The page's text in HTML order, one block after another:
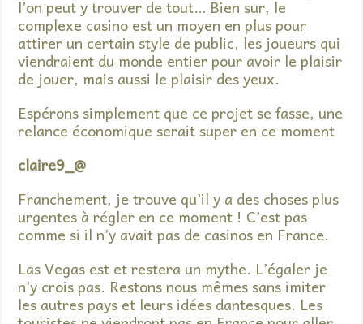
l’on peut y trouver de tout… Bien sur, le
complexe casino est un moyen en plus pour
attirer un certain style de public, les joueurs qui
viendraient du monde entier pour avoir le plaisir
de jouer, mais aussi le plaisir des yeux.
Espérons simplement que ce projet se fasse, une
relance économique serait super en ce moment
claire9_@
Franchement, je trouve qu’il y a des choses plus
urgentes à régler en ce moment ! C’est pas
comme si il n’y avait pas de casinos en France.
Las Vegas est et restera un mythe. L’égaler je
n’y crois pas. Restons nous mêmes sans imiter
les autres pays et leurs idées dantesques. Les